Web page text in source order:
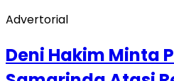
Advertorial
Deni Hakim Minta